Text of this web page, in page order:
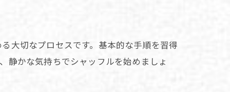
大切なプロセスです。基本的な手順を習得
静かな気持ちでシャッフルを始めましょ